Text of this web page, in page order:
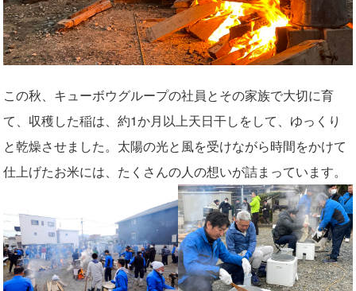
この秋、キューボウグループの社員とその家族で大切に育
て、収穫した稲は、約1か月以上天日干しをして、ゆっくり
と乾燥させました。太陽の光と風を受けながら時間をかけて
仕上げたお米には、たくさんの人の想いが詰まっています。